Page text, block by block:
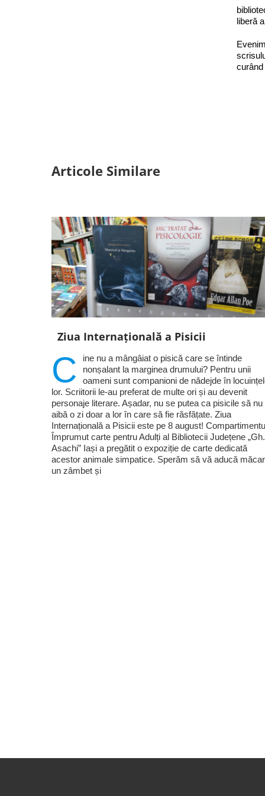
liberă
Articole Similare
Ziua Internațională a Pisicii
C
ine nu a mângâiat o pisică care se întinde
nonșalant la marginea drumului? Pentru unii
oameni sunt companioni de nădejde în
lor. Scriitorii le-au preferat de multe ori și au devenit
personaje literare. Așadar, nu se putea ca pisicile să nu
aibă o zi doar a lor în care să fie răsfățate. Ziua
Internațională a Pisicii este pe 8 august!
Împrumut carte pentru Adulți al Bibliotecii Județene „Gh.
Asachi” Iași a pregătit o expoziție de carte dedicată
acestor animale simpatice. Sperăm să vă aducă măcar
un zâmbet și